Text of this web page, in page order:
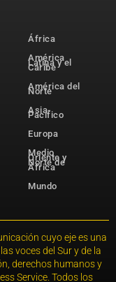
África
América
Latina y el
Caribe
América del
Norte
Asia-
Pacífico
Europa
Medio
Oriente y
Norte de
África
Mundo
cuyo eje es una
voces del Sur y de la
derechos humanos y
Service. Todos los